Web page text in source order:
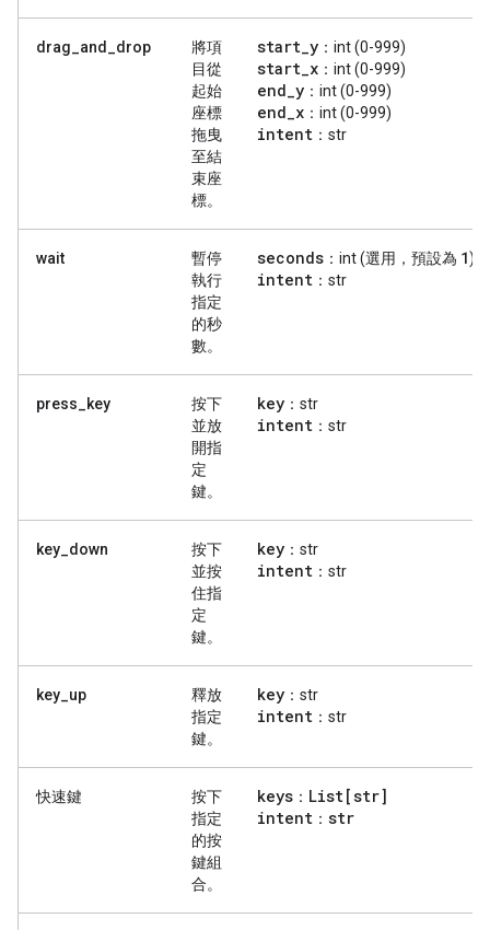
drag_and_drop
將項
目從
起始
座標
拖曳
至結
束座
標。
start_y ：int (0-999)
start_x ：int (0-999)
end_y ：int (0-999)
end_x ：int (0-999)
intent ：str
wait
暫停
執行
指定
的秒
數。
seconds ：int (選用，預設為 1)
intent ：str
press_key
按下
並放
開指
定
鍵。
key ：str
intent ：str
key_down
按下
並按
住指
定
鍵。
key ：str
intent ：str
key_up
釋放
指定
鍵。
key ：str
intent ：str
快速鍵
按下
指定
的按
鍵組
合。
keys ： List[str]
intent ： str